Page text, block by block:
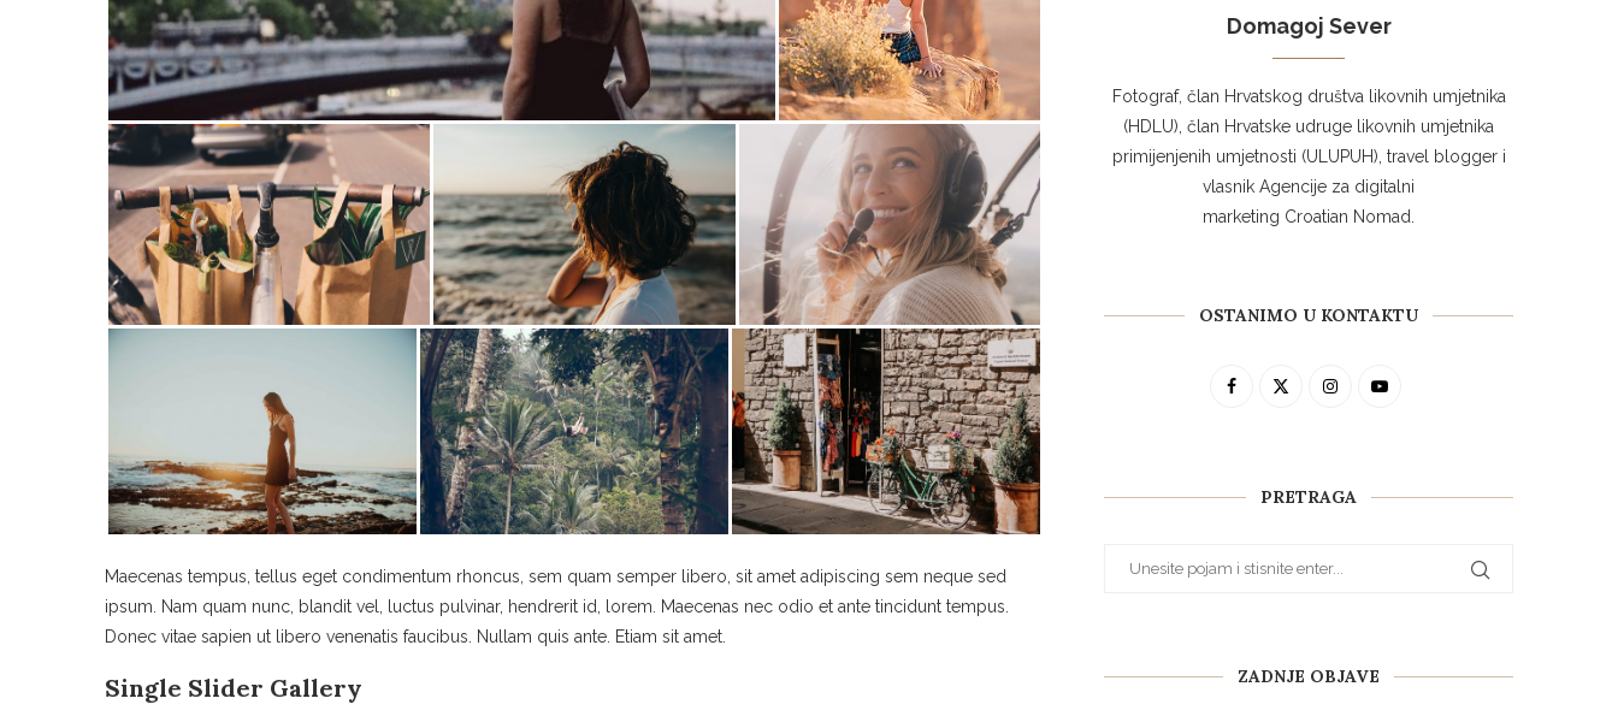
Maecenas tempus, tellus eget condimentum rhoncus, sem quam semper libero, sit amet adipiscing sem neque sed
ipsum. Nam quam nunc, blandit vel, luctus pulvinar, hendrerit id, lorem. Maecenas nec odio et ante tincidunt tempus.
Donec vitae sapien ut libero venenatis faucibus. Nullam quis ante. Etiam sit amet.
Single Slider Gallery
Domagoj Sever
Fotograf, član Hrvatskog društva likovnih umjetnika
(HDLU), član Hrvatske udruge likovnih umjetnika
primijenjenih umjetnosti (ULUPUH), travel blogger i
vlasnik Agencije za digitalni
marketing Croatian Nomad.
OSTANIMO U KONTAKTU
PRETRAGA
ZADNJE OBJAVE